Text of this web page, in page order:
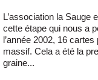
L’association la Sauge
cette étape qui nous a
l’année 2002, 16
massif. Cela a été la
graine...